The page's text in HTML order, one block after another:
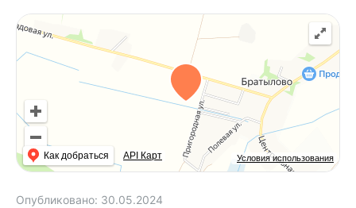
Условия использования
Как добраться API Карт
Опубликовано: 30.05.2024